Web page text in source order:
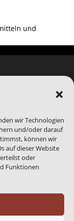
wir Technologien
und/oder darauf
können wir
auf dieser Website
oder
Funktionen
und
Service-
bei der
das
Daher